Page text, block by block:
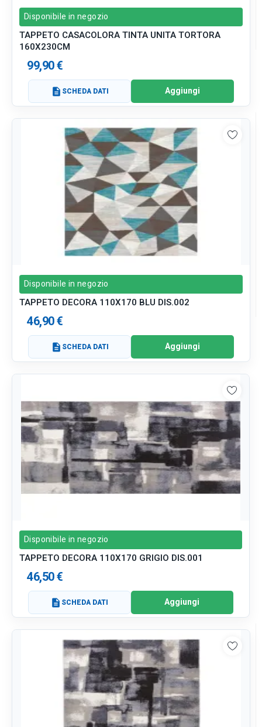
Disponibile in negozio
TAPPETO CASACOLORA TINTA UNITA TORTORA
160X230CM
99,90 €
description SCHEDA DATI Aggiungi
Disponibile in negozio
TAPPETO DECORA 110X170 BLU DIS.002
46,90 €
description SCHEDA DATI Aggiungi
Disponibile in negozio
TAPPETO DECORA 110X170 GRIGIO DIS.001
46,50 €
description SCHEDA DATI Aggiungi